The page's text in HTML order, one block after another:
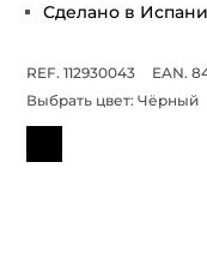
Сделано в
REF. 112930043
EAN.
Выбрать цвет:Чёрный